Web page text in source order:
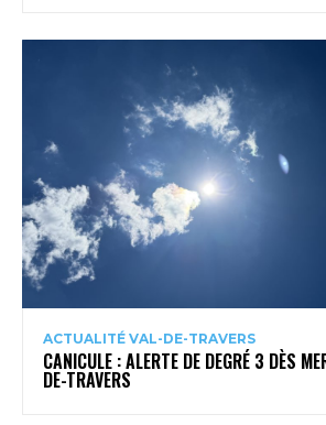
ACTUALITÉ VAL-DE-TRAVERS
CANICULE : ALERTE DE DEGRÉ 3 DÈS
DE-TRAVERS